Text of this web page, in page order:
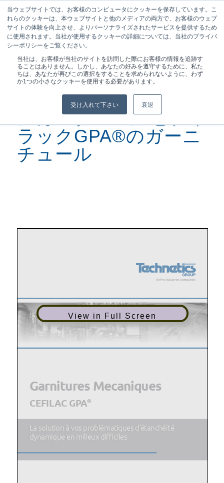
当ウェブサイトでは、お客様のコンピュータにクッキーを保存しています。こ
れらのクッキーは、本ウェブサイトと他のメディアの両方で、お客様のウェブ
サイトの体験を向上させ、よりパーソナライズされたサービスを提供するため
に使用されます。当社が使用するクッキーの詳細については、当社のプライバ
シーポリシーをご覧ください。
当社は、お客様が当社のサイトを訪問した際にお客様の情報を追跡す
ることはありません。しかし、あなたの好みを遵守するために、私た
ちは、あなたが再びこの選択をすることを求められないように、わず
か1つの小さなクッキーを使用する必要があります。
受け入れて下さい 衰退
現在位置: ホーム / セフィラック機械式ガレージ...
メカニチュールセフィ
ラックGPA®のガーニ
チュール
View in Full Screen